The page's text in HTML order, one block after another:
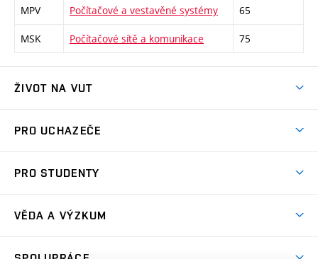
MPV Počítačové a vestavěné systémy 65
MSK Počítačové sítě a komunikace 75
ŽIVOT NA VUT
Koleje
Sport na VUT
PRO UCHAZEČE
Dny otevřených dveří
PRO STUDENTY
Harmonogram akademického roku
Zpracování osobních údajů studentů
Sociální bezpečí
VĚDA A VÝZKUM